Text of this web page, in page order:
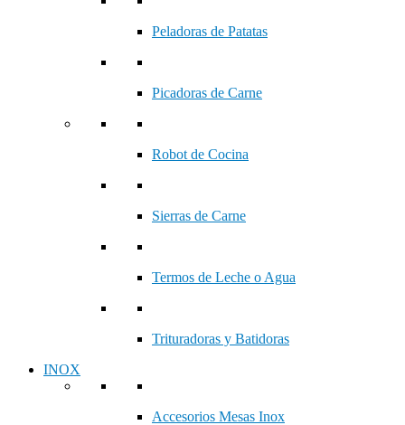
Peladoras de Patatas
Picadoras de Carne
Robot de Cocina
Sierras de Carne
Termos de Leche o Agua
Trituradoras y Batidoras
INOX
Accesorios Mesas Inox